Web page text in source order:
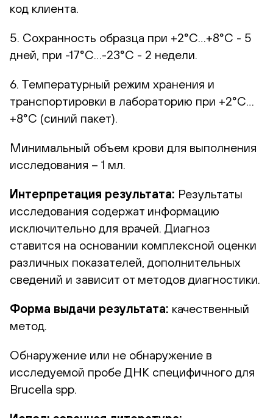
код клиента.
5. Сохранность образца при +2°С…+8°С - 5
дней, при -17°С…-23°С - 2 недели.
6. Температурный режим хранения и
транспортировки в лабораторию при +2°С…
+8°С (синий пакет).
Минимальный объем крови для выполнения
исследования – 1 мл.
Интерпретация результата: Результаты
исследования содержат информацию
исключительно для врачей. Диагноз
ставится на основании комплексной оценки
различных показателей, дополнительных
сведений и зависит от методов диагностики.
Форма выдачи результата: качественный
метод.
Обнаружение или не обнаружение в
исследуемой пробе ДНК специфичного для
Brucella spp.